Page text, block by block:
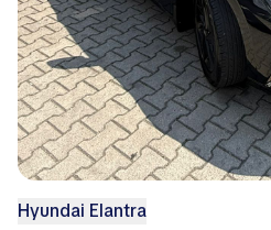
Hyundai Elantra